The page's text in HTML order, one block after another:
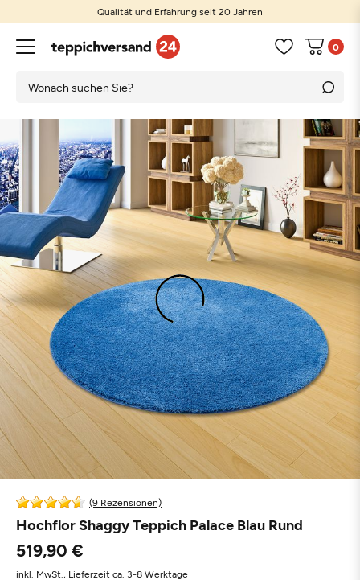
Qualität und Erfahrung seit 20 Jahren
0
(9 Rezensionen)
Hochflor Shaggy Teppich Palace Blau Rund
519,90 €
inkl. MwSt., Lieferzeit ca. 3-8 Werktage